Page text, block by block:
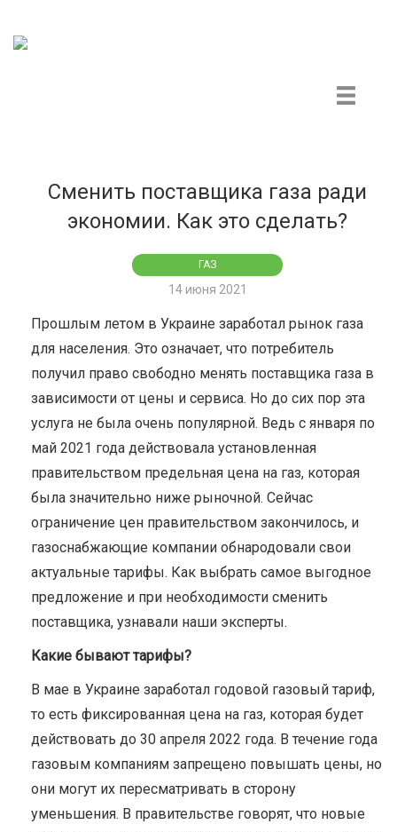
Сменить поставщика газа ради
экономии. Как это сделать?
ГАЗ
14 июня 2021
Прошлым летом в Украине заработал рынок газа
для населения. Это означает, что потребитель
получил право свободно менять поставщика газа в
зависимости от цены и сервиса. Но до сих пор эта
услуга не была очень популярной. Ведь с января по
май 2021 года действовала установленная
правительством предельная цена на газ, которая
была значительно ниже рыночной. Сейчас
ограничение цен правительством закончилось, и
газоснабжающие компании обнародовали свои
актуальные тарифы. Как выбрать самое выгодное
предложение и при необходимости сменить
поставщика, узнавали наши эксперты.
Какие бывают тарифы?
В мае в Украине заработал годовой газовый тариф,
то есть фиксированная цена на газ, которая будет
действовать до 30 апреля 2022 года. В течение года
газовым компаниям запрещено повышать цены, но
они могут их пересматривать в сторону
уменьшения. В правительстве говорят, что новые